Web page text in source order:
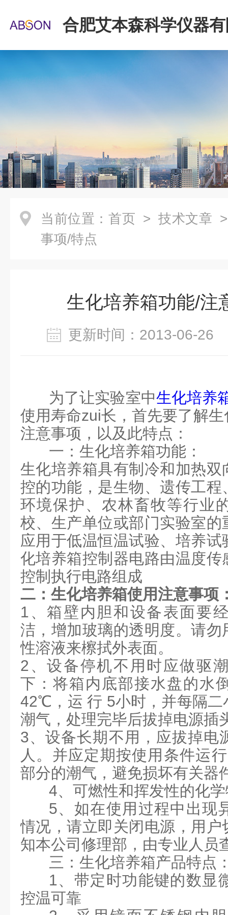
合肥艾本森科学仪器
当前位置： 首页 > 技术文章
事项/特点
生化培养箱功能/注
更新时间：2013-06-
为了让实验室中生化培养
使用寿命zui长，首先要了解
注意事项，以及此特点：
一：生化培养箱功能：
生化培养箱具有制冷和加热
控的功能，是生物、遗传工
环境保护、农林畜牧等行业
校、生产单位或部门实验室
应用于低温恒温试验、培养
化培养箱控制器电路由温度
控制执行电路组成
二：生化培养箱使用注意事项
1、箱壁内胆和设备表面要
洁，增加玻璃的透明度。请
性溶液来檫拭外表面。
2、设备停机不用时应做驱
下：将箱内底部接水盘的水
42℃，运 行 5小时，并每隔二
潮气，处理完毕后拔掉电源插
3、设备长期不用，应拔掉电
人。并应定期按使用条件运
部分的潮气，避免损坏有关器
4、可燃性和挥发性的化
5、如在使用过程中出现
情况，请立即关闭电源，用
知本公司修理部，由专业人员
三：生化培养箱产品特点
1、带定时功能键的数显
控温可靠